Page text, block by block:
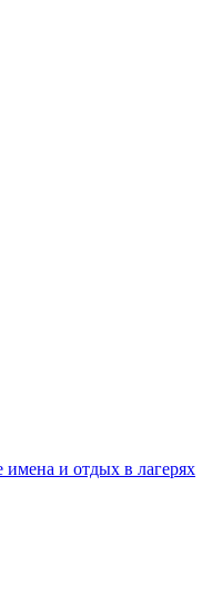
и отдых в лагерях